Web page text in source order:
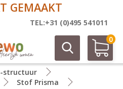
GEMAAKT
TEL:+31 (0)495 541011
0
structuur
Stof Prisma